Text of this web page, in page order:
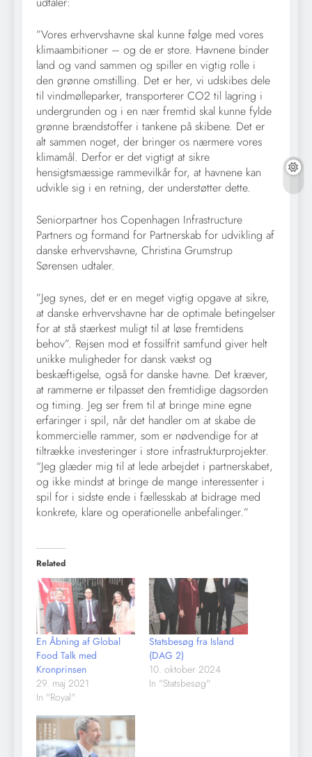
”Vores erhvervshavne skal kunne følge med vores
klimaambitioner – og de er store. Havnene binder
land og vand sammen og spiller en vigtig rolle i
den grønne omstilling. Det er her, vi udskibes dele
til vindmølleparker, transporterer CO2 til lagring i
undergrunden og i en nær fremtid skal kunne fylde
grønne brændstoffer i tankene på skibene. Det er
alt sammen noget, der bringer os nærmere vores
klimamål. Derfor er det vigtigt at sikre
hensigtsmæssige rammevilkår for, at havnene kan
udvikle sig i en retning, der understøtter dette.
Seniorpartner hos Copenhagen Infrastructure
Partners og formand for Partnerskab for udvikling af
danske erhvervshavne, Christina Grumstrup
Sørensen udtaler.
”Jeg synes, det er en meget vigtig opgave at sikre,
at danske erhvervshavne har de optimale betingelser
for at stå stærkest muligt til at løse fremtidens
behov”. Rejsen mod et fossilfrit samfund giver helt
unikke muligheder for dansk vækst og
beskæftigelse, også for danske havne. Det kræver,
at rammerne er tilpasset den fremtidige dagsorden
og timing. Jeg ser frem til at bringe mine egne
erfaringer i spil, når det handler om at skabe de
kommercielle rammer, som er nødvendige for at
tiltrække investeringer i store infrastrukturprojekter.
“Jeg glæder mig til at lede arbejdet i partnerskabet,
og ikke mindst at bringe de mange interessenter i
spil for i sidste ende i fællesskab at bidrage med
konkrete, klare og operationelle anbefalinger.”
Related
En Åbning af Global
Food Talk med
Kronprinsen
29. maj 2021
In "Royal"
Statsbesøg fra Island
(DAG 2)
10. oktober 2024
In "Statsbesøg"